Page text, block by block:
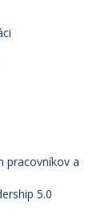
pracovníkov a
5.0